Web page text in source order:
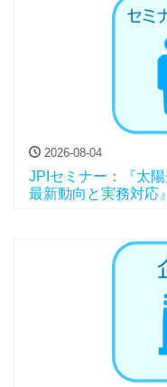
2026-08-04
JPIセミナー：『太
最新動向と実務対応